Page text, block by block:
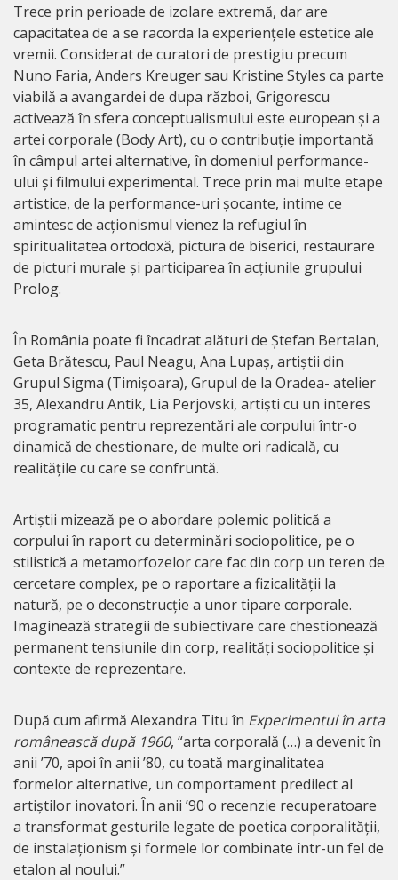
Trece prin perioade de izolare extremă, dar are
capacitatea de a se racorda la experiențele estetice ale
vremii. Considerat de curatori de prestigiu precum
Nuno Faria, Anders Kreuger sau Kristine Styles ca parte
viabilă a avangardei de dupa război, Grigorescu
activează în sfera conceptualismului este european și a
artei corporale (Body Art), cu o contribuție importantă
în câmpul artei alternative, în domeniul performance-
ului și filmului experimental. Trece prin mai multe etape
artistice, de la performance-uri șocante, intime ce
amintesc de acționismul vienez la refugiul în
spiritualitatea ortodoxă, pictura de biserici, restaurare
de picturi murale și participarea în acțiunile grupului
Prolog.
În România poate fi încadrat alături de Ștefan Bertalan,
Geta Brătescu, Paul Neagu, Ana Lupaș, artiștii din
Grupul Sigma (Timișoara), Grupul de la Oradea- atelier
35, Alexandru Antik, Lia Perjovski, artiști cu un interes
programatic pentru reprezentări ale corpului într-o
dinamică de chestionare, de multe ori radicală, cu
realitățile cu care se confruntă.
Artiștii mizează pe o abordare polemic politică a
corpului în raport cu determinări sociopolitice, pe o
stilistică a metamorfozelor care fac din corp un teren de
cercetare complex, pe o raportare a fizicalității la
natură, pe o deconstrucție a unor tipare corporale.
Imaginează strategii de subiectivare care chestionează
permanent tensiunile din corp, realități sociopolitice și
contexte de reprezentare.
După cum afirmă Alexandra Titu în Experimentul în arta
românească după 1960, “arta corporală (…) a devenit în
anii ’70, apoi în anii ’80, cu toată marginalitatea
formelor alternative, un comportament predilect al
artiștilor inovatori. În anii ’90 o recenzie recuperatoare
a transformat gesturile legate de poetica corporalității,
de instalaționism și formele lor combinate într-un fel de
etalon al noului.”